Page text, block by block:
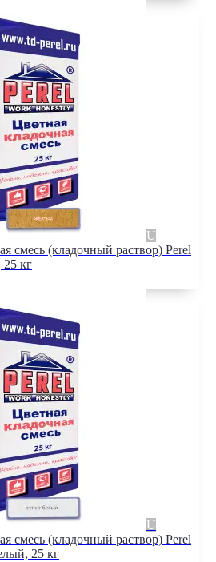
смесь (кладочный раствор) Perel
кг
смесь (кладочный раствор) Perel
25 кг